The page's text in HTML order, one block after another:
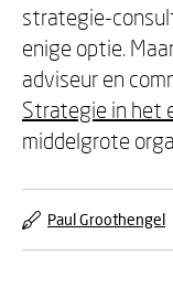
strategie-
enige optie.
adviseur en
Strategie in het
middelgrote
Paul Groothengel